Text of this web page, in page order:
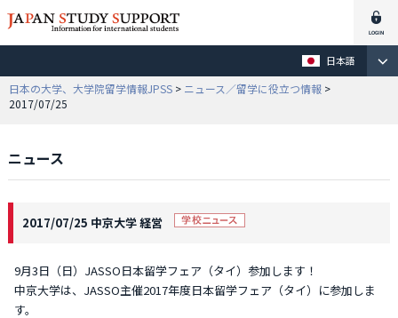
日本語
日本の大学、大学院留学情報JPSS > ニュース／留学に役立つ情報 >
2017/07/25
ニュース
2017/07/25 中京大学 経営
9月3日（日）JASSO日本留学フェア（タイ）参加します！
中京大学は、JASSO主催2017年度日本留学フェア（タイ）に参加しま
す。